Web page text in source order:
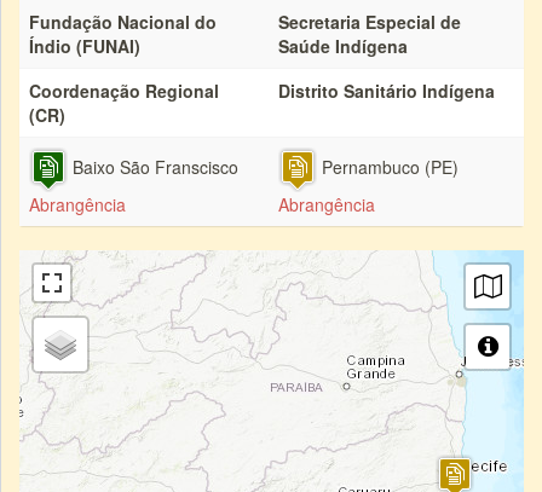
Fundação Nacional do
Índio (FUNAI)
Secretaria Especial de
Saúde Indígena
Coordenação Regional
(CR)
Distrito Sanitário Indígena
Baixo São Franscisco
Abrangência
Pernambuco (PE)
Abrangência